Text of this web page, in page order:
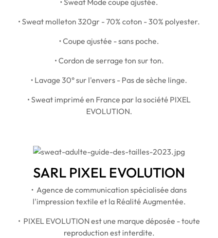
• Sweat Mode coupe ajustée.
• Sweat molleton 320gr - 70% coton - 30% polyester.
• Coupe ajustée - sans poche.
• Cordon de serrage ton sur ton.
• Lavage 30° sur l'envers - Pas de sèche linge.
• Sweat imprimé en France par la société PIXEL
EVOLUTION.
SARL PIXEL EVOLUTION
• Agence de communication spécialisée dans
l'impression textile et la Réalité Augmentée.
• PIXEL EVOLUTION est une marque déposée - toute
reproduction est interdite.